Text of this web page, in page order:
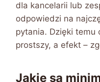
dla kancelarii lub
odpowiedzi na
pytania. Dzięki temu
prostszy, a efekt –
Jakie są